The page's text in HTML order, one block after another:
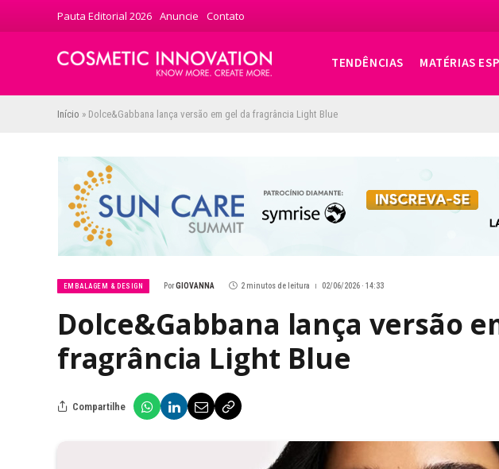
Pauta Editorial 2026 Anuncie Contato
TENDÊNCIAS MATÉRIAS
Início » Dolce&Gabbana lança versão em gel da fragrância Light Blue
EMBALAGEM & DESIGN PorGIOVANNA 2 minutos de leitura 02/06/2026 · 14:33
Dolce&Gabbana lança versão
fragrância Light Blue
Compartilhe